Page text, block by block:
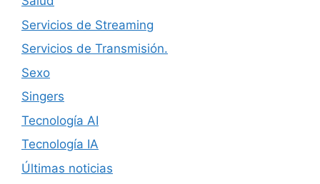
Servicios de Streaming
Servicios de Transmisión.
Sexo
Singers
Tecnología AI
Tecnología IA
Últimas noticias